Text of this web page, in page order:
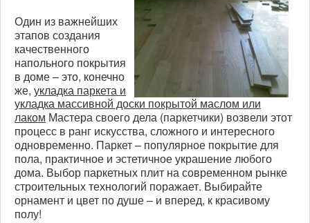
Один из важнейших
этапов создания
качественного
напольного покрытия
в доме – это, конечно
же, укладка паркета и
укладка массивной доски покрытой маслом или
лаком Мастера своего дела (паркетчики) возвели этот
процесс в ранг искусства, сложного и интересного
одновременно. Паркет – популярное покрытие для
пола, практичное и эстетичное украшение любого
дома. Выбор паркетных плит на современном рынке
строительных технологий поражает. Выбирайте
орнамент и цвет по душе – и вперед, к красивому
полу!